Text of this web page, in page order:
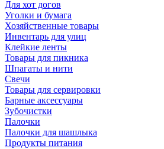
Для хот догов
Уголки и бумага
Хозяйственные товары
Инвентарь для улиц
Клейкие ленты
Товары для пикника
Шпагаты и нити
Свечи
Товары для сервировки
Барные аксессуары
Зубочистки
Палочки
Палочки для шашлыка
Продукты питания